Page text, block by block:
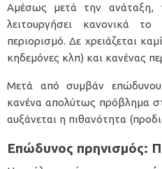
Αμέσως μετά την ανάταξη,
λειτουργήσει κανονικά
περιορισμό. Δε χρειάζεται
κηδεμόνες κλπ) και κανένας
Μετά από συμβάν επώδυνου
κανένα απολύτως πρόβλημα
αυξάνεται η πιθανότητα
Επώδυνος πρηνισμός: